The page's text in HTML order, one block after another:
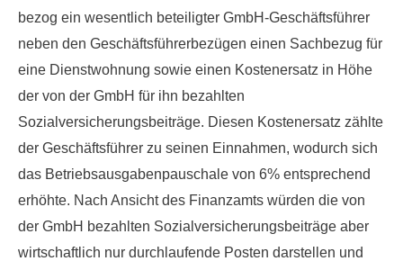
bezog ein wesentlich beteiligter GmbH-Geschäftsführer
neben den Geschäftsführerbezügen einen Sachbezug für
eine Dienstwohnung sowie einen Kostenersatz in Höhe
der von der GmbH für ihn bezahlten
Sozialversicherungsbeiträge. Diesen Kostenersatz zählte
der Geschäftsführer zu seinen Einnahmen, wodurch sich
das Betriebsausgabenpauschale von 6% entsprechend
erhöhte. Nach Ansicht des Finanzamts würden die von
der GmbH bezahlten Sozialversicherungsbeiträge aber
wirtschaftlich nur durchlaufende Posten darstellen und